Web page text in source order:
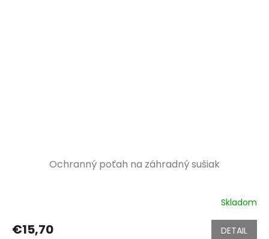
Ochranný poťah na záhradný sušiak
Skladom
€15,70 DETAIL